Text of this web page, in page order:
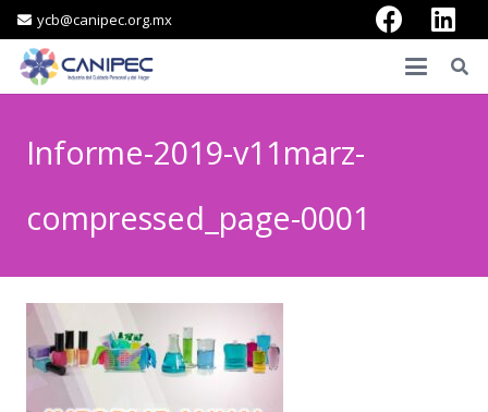
ycb@canipec.org.mx
Informe-2019-v11marz-
compressed_page-0001